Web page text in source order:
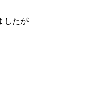
したが